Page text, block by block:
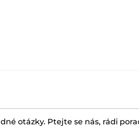
otázky. Ptejte se nás, rádi